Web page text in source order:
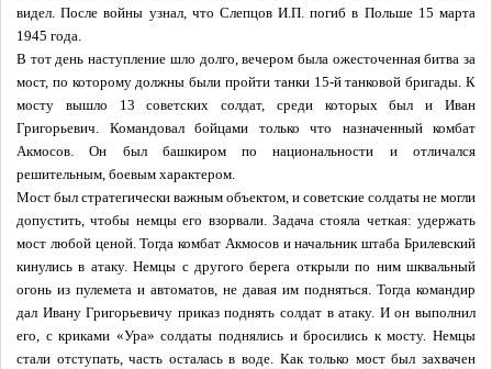
видел. После войны узнал, что Слепцов И.П. погиб в Польше 15 марта
1945 года.
В тот день наступление шло долго, вечером была ожесточенная битва за
мост, по которому должны были пройти танки 15-й танковой бригады. К
мосту вышло 13 советских солдат, среди которых был и Иван
Григорьевич. Командовал бойцами только что назначенный комбат
Акмосов. Он был башкиром по национальности и отличался
решительным, боевым характером.
Мост был стратегически важным объектом, и советские солдаты не могли
допустить, чтобы немцы его взорвали. Задача стояла четкая: удержать
мост любой ценой. Тогда комбат Акмосов и начальник штаба Брилевский
кинулись в атаку. Немцы с другого берега открыли по ним шквальный
огонь из пулемета и автоматов, не давая им подняться. Тогда командир
дал Ивану Григорьевичу приказ поднять солдат в атаку. И он выполнил
его, с криками «Ура» солдаты поднялись и бросились к мосту. Немцы
стали отступать, часть осталась в воде. Как только мост был захвачен